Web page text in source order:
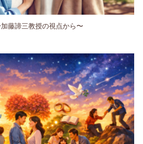
藤諦三教授の視点から〜